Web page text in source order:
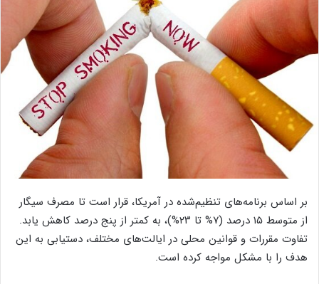
بر اساس برنامه‌های تنظیم‌شده در آمریکا، قرار است تا مصرف سیگار
از متوسط ۱۵ درصد (۷% تا ۲۳%)، به کمتر از پنج درصد کاهش یابد.
تفاوت مقررات و قوانین محلی در ایالت‌های مختلف، دستیابی به این
هدف را با مشکل مواجه کرده است.